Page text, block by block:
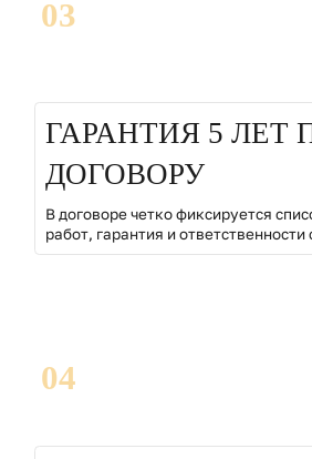
03
ГАРАНТИЯ 5 ЛЕТ
ДОГОВОРУ
В договоре четко фиксируется
работ, гарантия и ответственности
04